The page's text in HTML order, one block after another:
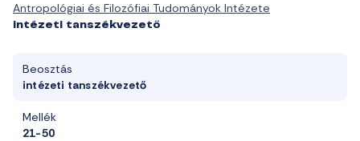
Antropológiai és Filozófiai Tudományok Intézete
intézeti tanszékvezető
Beosztás
intézeti tanszékvezető
Mellék
21-50